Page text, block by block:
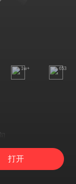
1w+ 653
打开